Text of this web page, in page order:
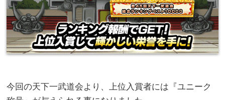
今回の天下一武道会より、上位入賞者には『ユニーク